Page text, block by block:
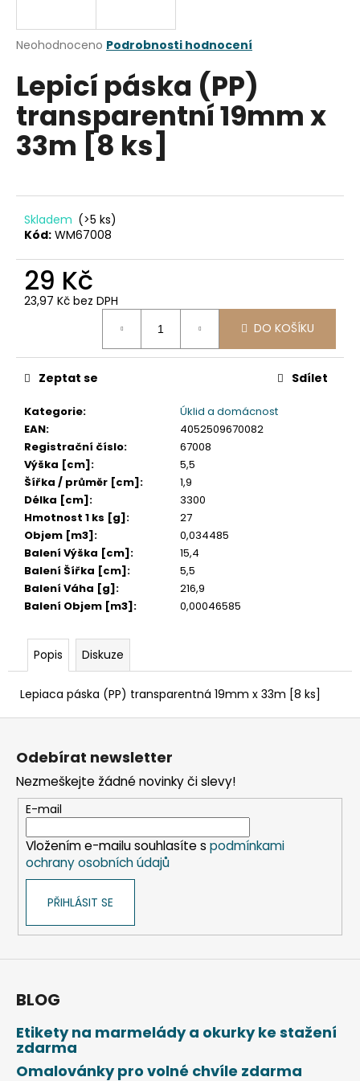
Průměrné
produktu
je
0,0
z
5
hvězdiček.
Neohodnoceno Podrobnosti hodnocení
Lepicí páska (PP)
transparentní 19mm x
33m [8 ks]
Skladem (>5 ks)
Kód: WM67008
29 Kč
23,97 Kč bez DPH
DO KOŠÍKU
Kategorie:
Úklid a domácnost
EAN:
4052509670082
Registrační číslo:
67008
Výška [cm]:
5,5
Šířka / průměr [cm]:
1,9
Délka [cm]:
3300
Hmotnost 1 ks [g]:
27
Objem [m3]:
0,034485
Balení Výška [cm]:
15,4
Balení Šířka [cm]:
5,5
Balení Váha [g]:
216,9
Balení Objem [m3]: 0,00046585
Zeptat se Sdílet
Popis Diskuze
Lepiaca páska (PP) transparentná 19mm x 33m [8 ks]
j
t
?
D
o
p
o
č
u
e
m
e
SADA
SQUEEGEE
ART
VČETNĚ
DĚTSKÝCH
BAREV
KIDS
ART
ARTISTS,
349
Z
Odebírat newsletter
Nezmeškejte žádné novinky či slevy!
E-mail
Vložením e-mailu souhlasíte s podmínkami
ochrany osobních údajů
PŘIHLÁSIT SE
BLOG
Etikety na marmelády a okurky ke stažení
zdarma
Omalovánky pro volné chvíle zdarma